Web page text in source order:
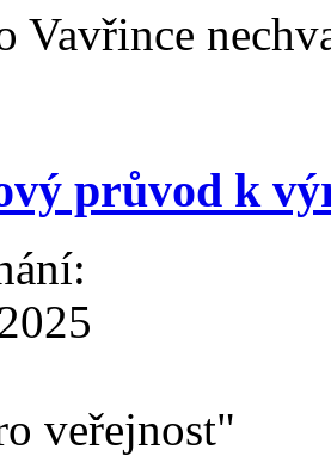
Vavřince
průvod k
veřejnost"